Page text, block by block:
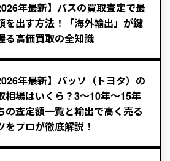
年最新】バスの買取査定で最
を出す方法！「海外輸出」が鍵
る高価買取の全知識
年最新】パッソ（トヨタ）の
相場はいくら？3～10年〜15年
の査定額一覧と輸出で高く売る
をプロが徹底解説！